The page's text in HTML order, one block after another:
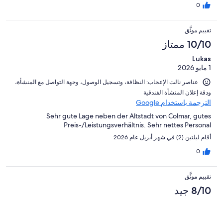
0
تقييم موثَّق
10/10 ممتاز
Lukas
1 مايو 2026
عناصر نالت الإعجاب: ⁦النظافة⁩، و⁦تسجيل الوصول⁩، و⁦جهة التواصل مع المنشأة⁩،
و⁦دقة إعلان المنشأة الفندقية⁩
الترجمة باستخدام Google
Sehr gute Lage neben der Altstadt von Colmar, gutes
Preis-/Leistungsverhältnis. Sehr nettes Personal
أقام ليلتين (2) في شهر أبريل عام 2026
0
تقييم موثَّق
8/10 جيد